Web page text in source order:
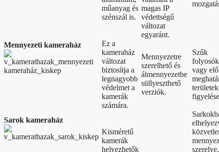
műanyag és
szénszál is.
magas IP
védettségű
változat
egyaránt.
Mennyezeti kameraház
Ez a
kameraház
változat
biztosítja a
legnagyobb
védelmet a
kamerák
számára.
Mennyezetre
szerelhető és
álmennyezetbe
süllyeszthető
verziók.
Szűk
vagy
területek
Sarok kameraház
Kisméretű
kamerák
helyezhetők
szerelve,